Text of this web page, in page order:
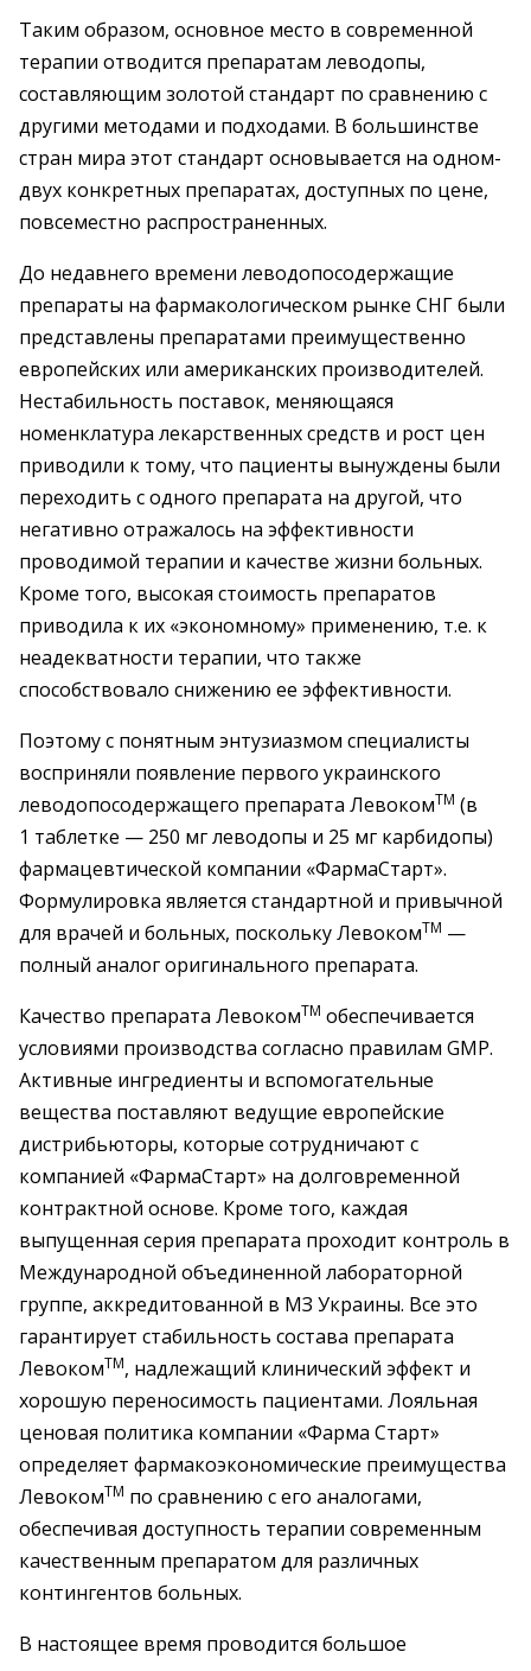
Таким образом, основное место в современной
терапии отводится препаратам леводопы,
составляющим золотой стандарт по сравнению с
другими методами и подходами. В большинстве
стран мира этот стандарт основывается на одном-
двух конкретных препаратах, доступных по цене,
повсеместно распространенных.
До недавнего времени леводопосодержащие
препараты на фармакологическом рынке СНГ были
представлены препаратами преимущественно
европейских или американских производителей.
Нестабильность поставок, меняющаяся
номенклатура лекарственных средств и рост цен
приводили к тому, что пациенты вынуждены были
переходить с одного препарата на другой, что
негативно отражалось на эффективности
проводимой терапии и качестве жизни больных.
Кроме того, высокая стоимость препаратов
приводила к их «экономному» применению, т.е. к
неадекватности терапии, что также
способствовало снижению ее эффективности.
Поэтому с понятным энтузиазмом специалисты
восприняли появление первого украинского
леводопосодержащего препарата ЛевокомTM (в
1 таблетке — 250 мг леводопы и 25 мг карбидопы)
фармацевтической компании «ФармаСтарт».
Формулировка является стандартной и привычной
для врачей и больных, поскольку ЛевокомTM —
полный аналог оригинального препарата.
Качество препарата ЛевокомTM обеспечивается
условиями производства согласно правилам GMP.
Активные ингредиенты и вспомогательные
вещества поставляют ведущие европейские
дистрибьюторы, которые сотрудничают с
компанией «ФармаСтарт» на долговременной
контрактной основе. Кроме того, каждая
выпущенная серия препарата проходит контроль в
Международной объединенной лабораторной
группе, аккредитованной в МЗ Украины. Все это
гарантирует стабильность состава препарата
ЛевокомTM, надлежащий клинический эффект и
хорошую переносимость пациентами. Лояльная
ценовая политика компании «Фарма Старт»
определяет фармакоэкономические преимущества
ЛевокомTM по сравнению с его аналогами,
обеспечивая доступность терапии современным
качественным препаратом для различных
контингентов больных.
В настоящее время проводится большое